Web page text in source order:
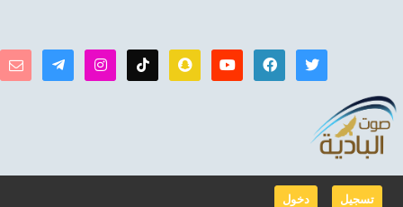
دخول تسجيل